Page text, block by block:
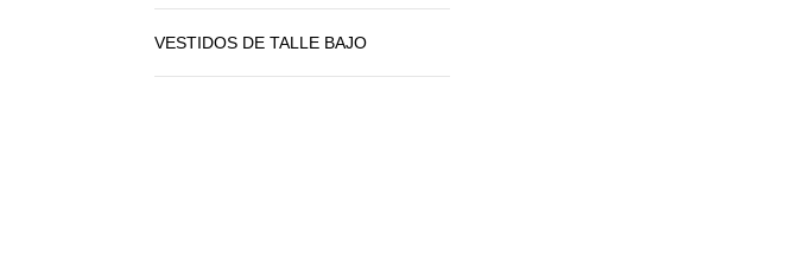
VESTIDOS DE TALLE BAJO